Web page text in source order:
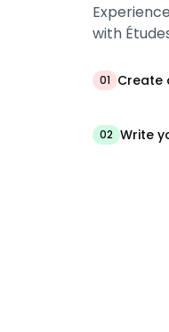
with
01 Create
02 Write